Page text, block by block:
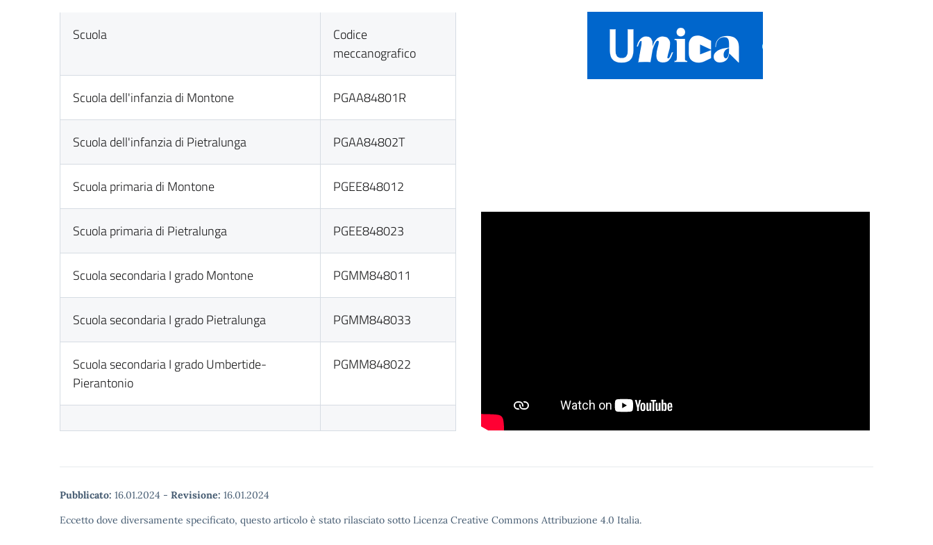
Scuola
Codice
meccanografico
Scuola dell'infanzia di Montone PGAA84801R
Scuola dell'infanzia di Pietralunga PGAA84802T
Scuola primaria di Montone PGEE848012
Scuola primaria di Pietralunga PGEE848023
Scuola secondaria I grado Montone PGMM848011
Scuola secondaria I grado Pietralunga PGMM848033
Scuola secondaria I grado Umbertide-
Pierantonio
PGMM848022
Pubblicato: 16.01.2024 - Revisione: 16.01.2024
Eccetto dove diversamente specificato, questo articolo è stato rilasciato sotto Licenza Creative Commons Attribuzione 4.0 Italia.